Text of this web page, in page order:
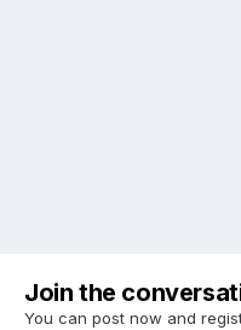
Join the
You can post now and